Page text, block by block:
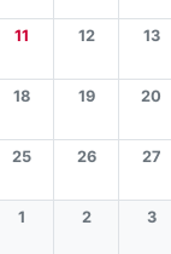
11 12 13
18 19 20
25 26 27
1 2 3